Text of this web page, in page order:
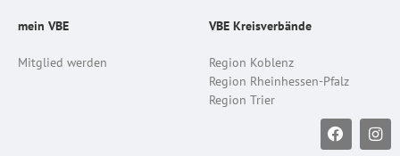
mein VBE
Mitglied werden
VBE Kreisverbände
Region Koblenz
Region Rheinhessen-Pfalz
Region Trier